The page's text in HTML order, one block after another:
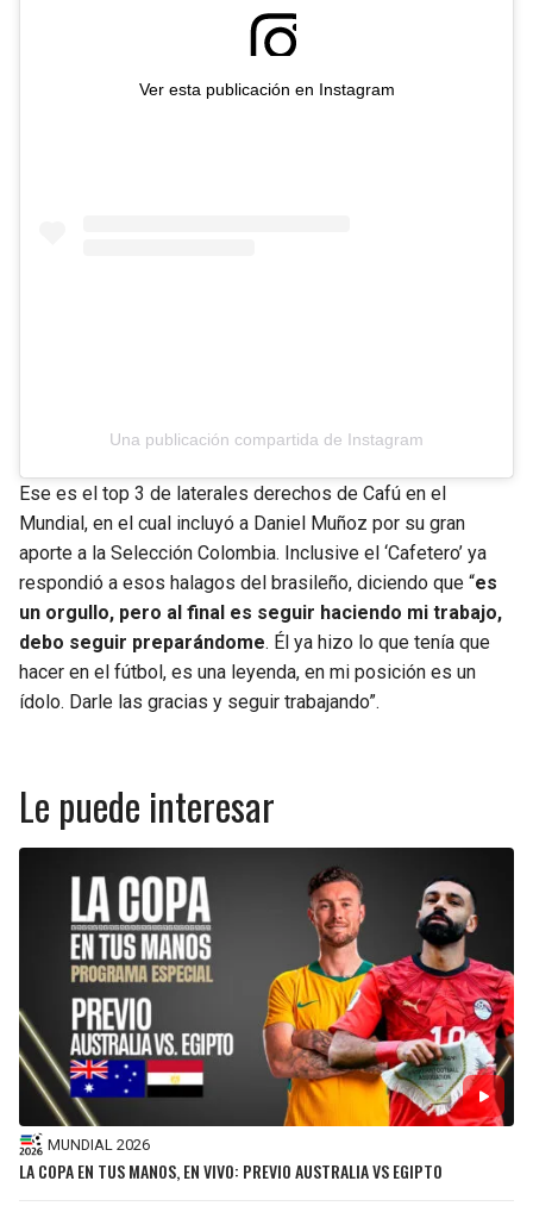
Ver esta publicación en Instagram
Una publicación compartida de Instagram
Ese es el top 3 de laterales derechos de Cafú en el
Mundial, en el cual incluyó a Daniel Muñoz por su gran
aporte a la Selección Colombia. Inclusive el ‘Cafetero’ ya
respondió a esos halagos del brasileño, diciendo que “es
un orgullo, pero al final es seguir haciendo mi trabajo,
debo seguir preparándome. Él ya hizo lo que tenía que
hacer en el fútbol, es una leyenda, en mi posición es un
ídolo. Darle las gracias y seguir trabajando”.
Le puede interesar
MUNDIAL 2026
LA COPA EN TUS MANOS, EN VIVO: PREVIO AUSTRALIA VS EGIPTO